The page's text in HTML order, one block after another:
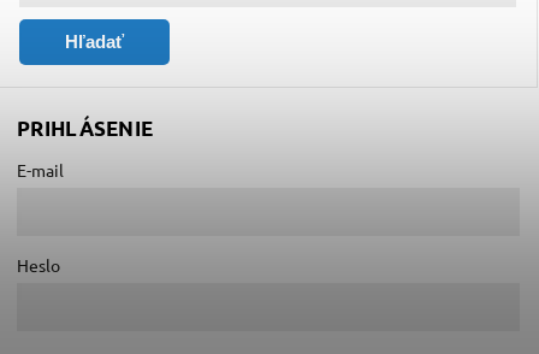
Hľadať
PRIHLÁSENIE
E-mail
Heslo